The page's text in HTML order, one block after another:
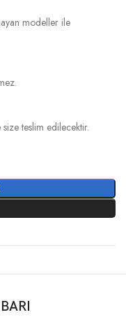
modeller ile
teslim edilecektir.